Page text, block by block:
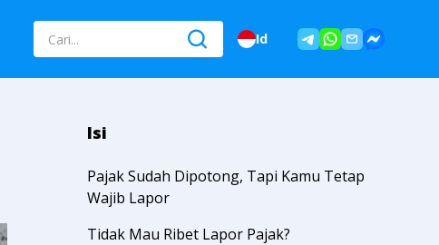
Id
Isi
Pajak Sudah Dipotong, Tapi Kamu Tetap
Wajib Lapor
Tidak Mau Ribet Lapor Pajak?